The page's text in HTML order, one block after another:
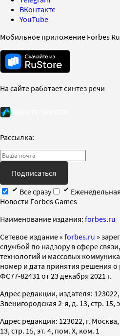
ВКонтакте
YouTube
Мобильное приложение Forbes
На сайте работает синтез речи
Рассылка:
Подписаться
Все сразу
Еженедельная
Новости Forbes Games
Наименование издания: forbes.ru
Cетевое издание « forbes.ru »
службой по надзору в сфере
технологий и массовых
номер и дата принятия решения
ФС77-82431 от 23 декабря 2021 г.
Адрес редакции, издателя:
Звенигородская 2-я, д. 13, стр. 15,
Адрес редакции: 123022, г.
13, стр. 15, эт. 4, пом. X, ком. 1